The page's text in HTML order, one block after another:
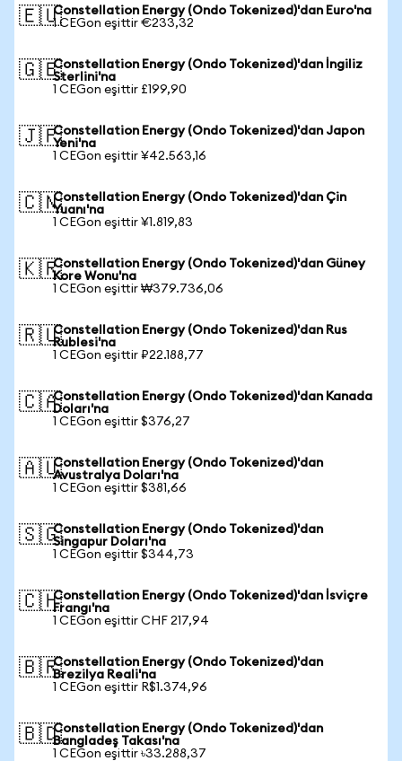
🇪🇺Constellation Energy (Ondo Tokenized)'dan Euro'na
1 CEGon eşittir €233,32
🇬🇧Constellation Energy (Ondo Tokenized)'dan İngiliz
Sterlini'na
1 CEGon eşittir £199,90
🇯🇵Constellation Energy (Ondo Tokenized)'dan Japon
Yeni'na
1 CEGon eşittir ¥42.563,16
🇨🇳Constellation Energy (Ondo Tokenized)'dan Çin
Yuanı'na
1 CEGon eşittir ¥1.819,83
🇰🇷Constellation Energy (Ondo Tokenized)'dan Güney
Kore Wonu'na
1 CEGon eşittir ₩379.736,06
🇷🇺Constellation Energy (Ondo Tokenized)'dan Rus
Rublesi'na
1 CEGon eşittir ₽22.188,77
🇨🇦Constellation Energy (Ondo Tokenized)'dan Kanada
Doları'na
1 CEGon eşittir $376,27
🇦🇺Constellation Energy (Ondo Tokenized)'dan
Avustralya Doları'na
1 CEGon eşittir $381,66
🇸🇬Constellation Energy (Ondo Tokenized)'dan
Singapur Doları'na
1 CEGon eşittir $344,73
🇨🇭Constellation Energy (Ondo Tokenized)'dan İsviçre
Frangı'na
1 CEGon eşittir CHF 217,94
🇧🇷Constellation Energy (Ondo Tokenized)'dan
Brezilya Reali'na
1 CEGon eşittir R$1.374,96
🇧🇩Constellation Energy (Ondo Tokenized)'dan
Bangladeş Takası'na
1 CEGon eşittir ৳33.288,37